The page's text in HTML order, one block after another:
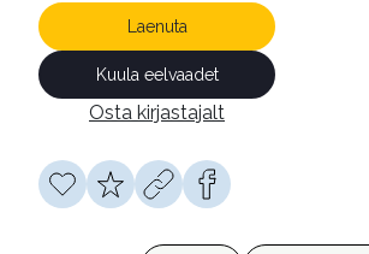
Laenuta
Kuula eelvaadet
Osta kirjastajalt